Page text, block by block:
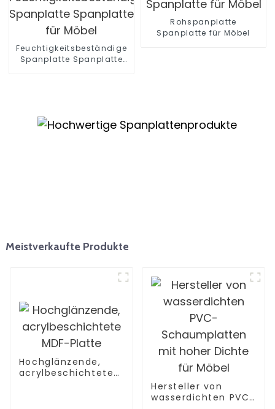
Feuchtigkeitsbeständige
Spanplatte Spanplatte
Rohspanplatte
Spanplatte für Möbel
Meistverkaufte Produkte
Hochglänzende,
acrylbeschichtete
Hersteller von
wasserdichten PVC-